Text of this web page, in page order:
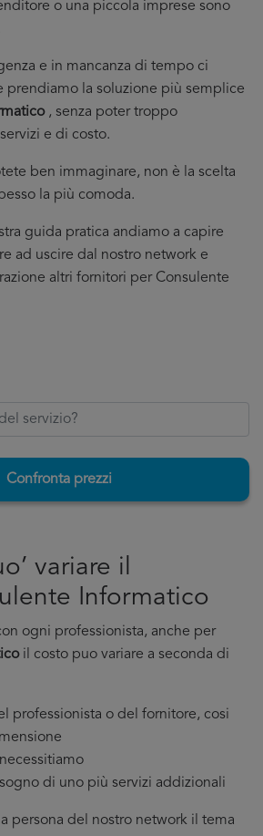
o una piccola imprese sono
e in mancanza di tempo ci
prendiamo la soluzione più semplice
, senza poter troppo
e di costo.
ben immaginare, non è la scelta
la più comoda.
guida pratica andiamo a capire
ad uscire dal nostro network e
altri fornitori per Consulente
Confronta prezzi
variare il
Informatico
ogni professionista, anche per
il costo puo variare a seconda di
professionista o del fornitore, cosi
di uno più servizi addizionali
persona del nostro network il tema